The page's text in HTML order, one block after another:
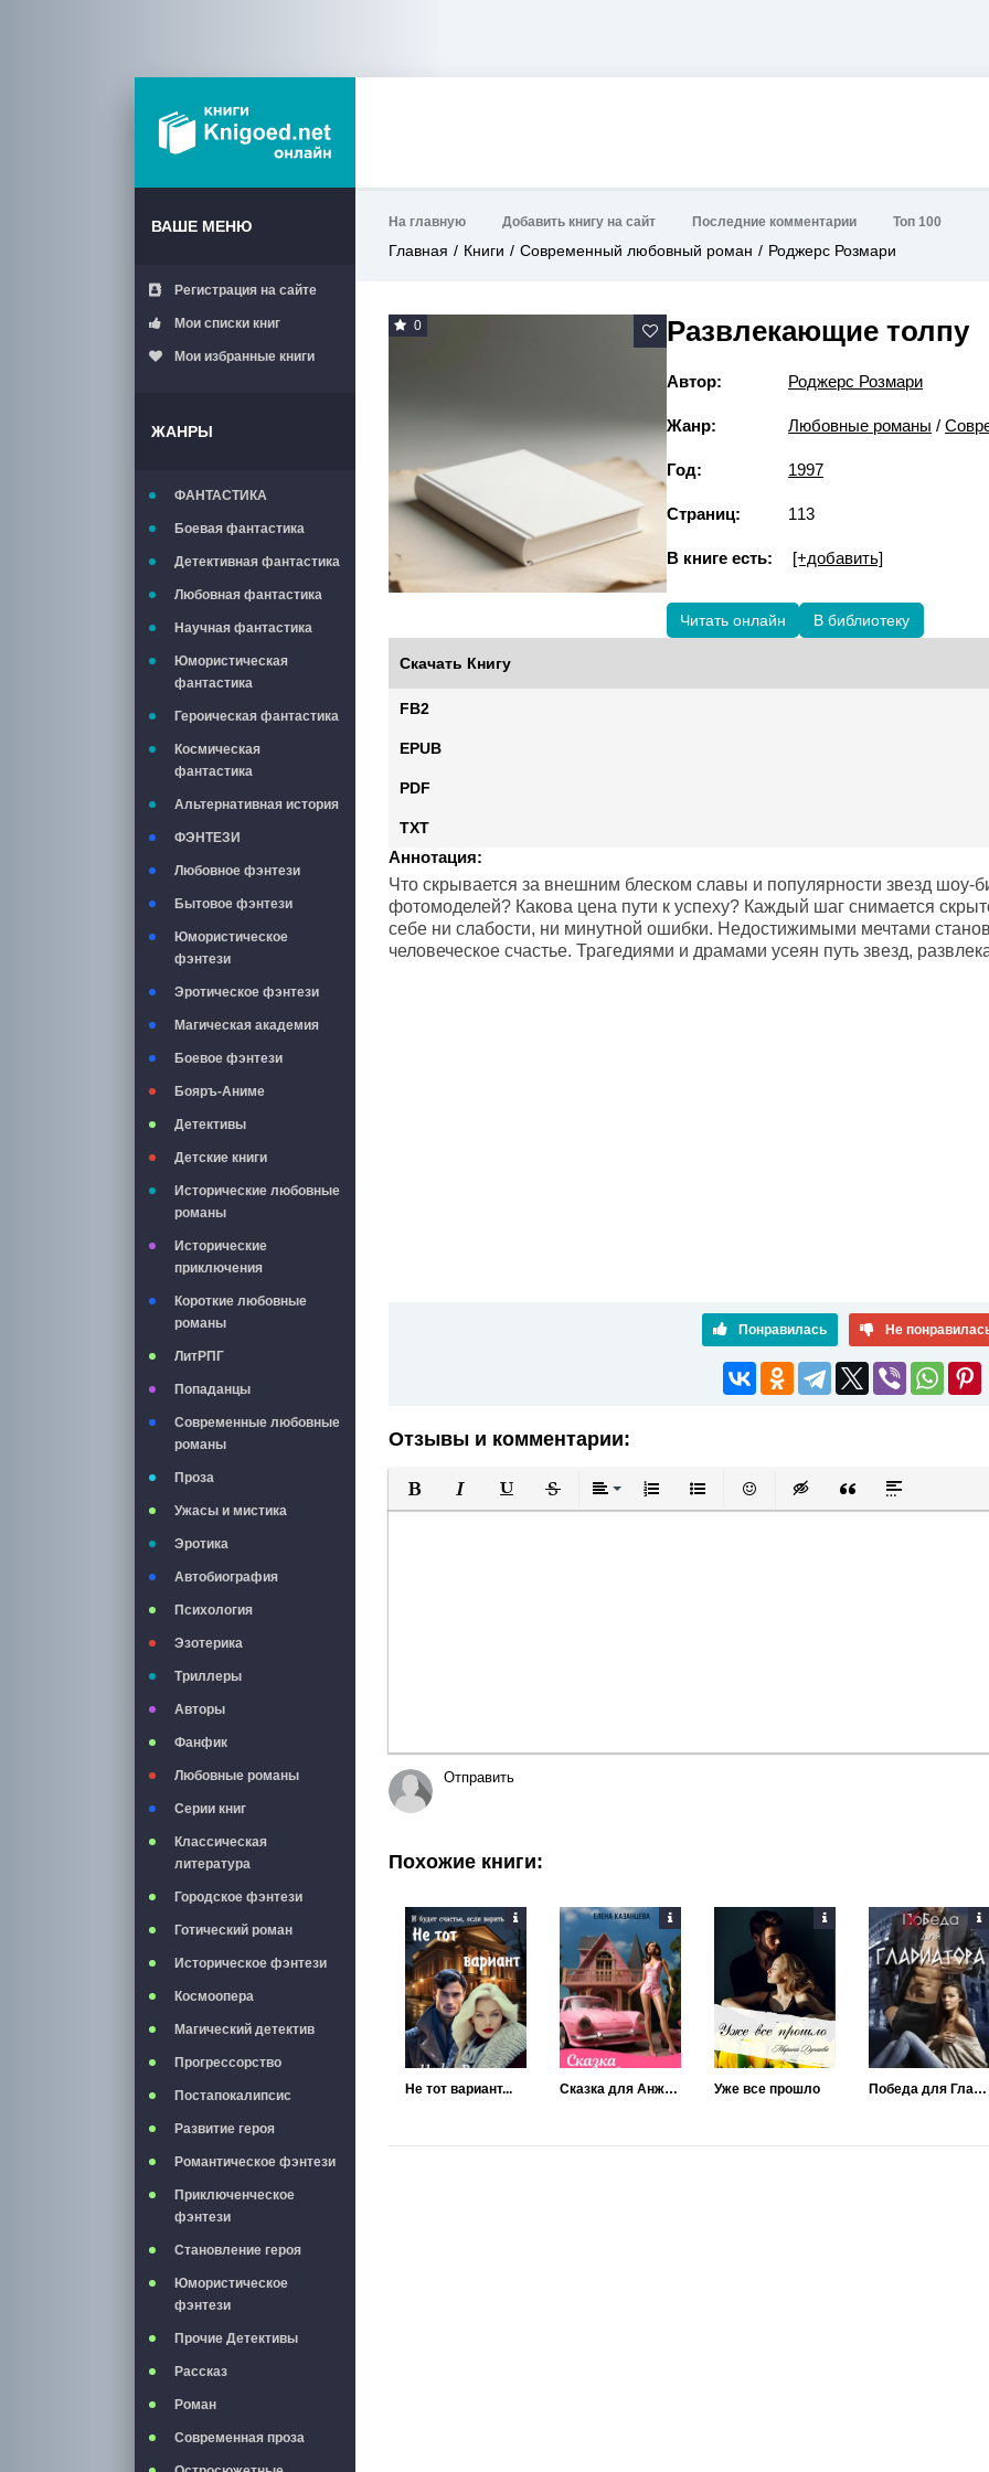
ВАШЕ МЕНЮ
Регистрация на сайте
Мои списки книг
Мои избранные книги
ЖАНРЫ
ФАНТАСТИКА
Боевая фантастика
Детективная фантастика
Любовная фантастика
Научная фантастика
Юмористическая
фантастика
Героическая фантастика
Космическая
фантастика
Альтернативная история
ФЭНТЕЗИ
Любовное фэнтези
Бытовое фэнтези
Юмористическое
фэнтези
Эротическое фэнтези
Магическая академия
Боевое фэнтези
Бояръ-Аниме
Детективы
Детские книги
Исторические любовные
романы
Исторические
приключения
Короткие любовные
романы
ЛитРПГ
Попаданцы
Современные любовные
романы
Проза
Ужасы и мистика
Эротика
Автобиография
Психология
Эзотерика
Триллеры
Авторы
Фанфик
Любовные романы
Серии книг
Классическая
литература
Городское фэнтези
Готический роман
Историческое фэнтези
Космоопера
Магический детектив
Прогрессорство
Постапокалипсис
Развитие героя
Романтическое фэнтези
Приключенческое
фэнтези
Становление героя
Юмористическое
фэнтези
Прочие Детективы
Рассказ
Роман
Современная проза
На главную Добавить книгу на сайт Последние комментарии Топ 100
Главная Книги Современный любовный роман Роджерс Розмари
0 Развлекающие толпу
Автор: Роджерс Розмари
Жанр: Любовные романы /
Год: 1997
Страниц: 113
В книге есть: [+добавить]
Читать онлайн В библиотеку
Скачать Книгу
FB2
EPUB
PDF
TXT
Аннотация:
Что скрывается за внешним блеском славы и популярности звезд шоу-
фотомоделей? Какова цена пути к успеху? Каждый шаг снимается
себе ни слабости, ни минутной ошибки. Недостижимыми мечтами
человеческое счастье. Трагедиями и драмами усеян путь звезд,
Понравилась Не
Отзывы и комментарии:
Полужирный
КурсивПодчеркнутый
ЗачеркнутыйВыравнивание
Нумерованный список
Маркированный список
Вставить смайлик
Вставка скрытого текста
Вставка цитаты
Вставка
Отправить
Похожие книги:
Не тот вариант... Сказка для Анжелики Уже все прошло Победа для Гладиатора